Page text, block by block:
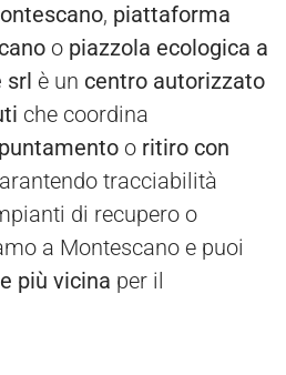
, piattaforma
o piazzola ecologica a
srl è un centro autorizzato
che coordina
o ritiro con
tracciabilità
di recupero o
a Montescano e puoi
più vicina per il